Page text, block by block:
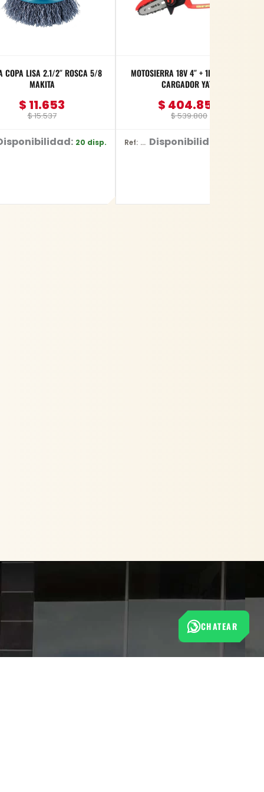
COPA LISA 2.1/2″ ROSCA 5/8
MAKITA
$15.537
$ 11.653
20 disp.
MOTOSIERRA 18V 4″ + 1BAT 2AMP +
CARGADOR YATO
$539.800
$ 404.850
Ref: YT-828135 Disponibilidad:
CHATEAR